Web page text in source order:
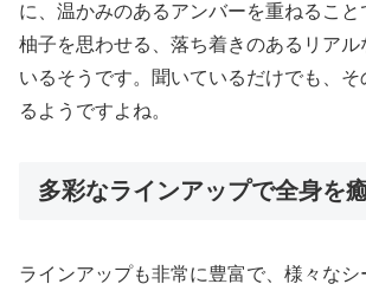
に、温かみのあるアンバーを重ねるこ
柚子を思わせる、落ち着きのあるリアル
いるそうです。聞いているだけでも、そ
るようですよね。
多彩なラインアップで全身を
ラインアップも非常に豊富で、様々なシ